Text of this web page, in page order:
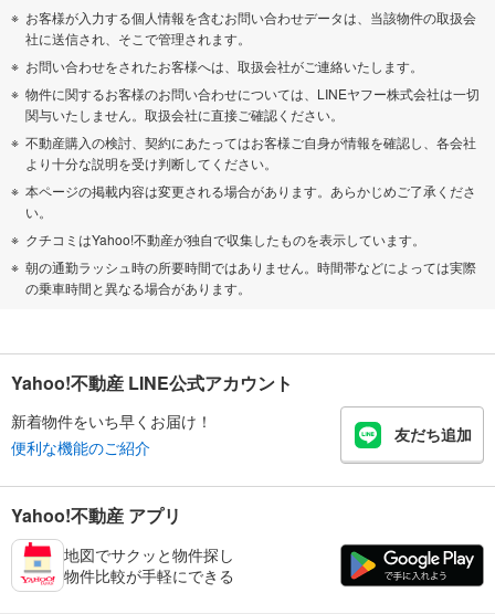
お客様が入力する個人情報を含むお問い合わせデータは、当該物件の取扱会
社に送信され、そこで管理されます。
お問い合わせをされたお客様へは、取扱会社がご連絡いたします。
物件に関するお客様のお問い合わせについては、LINEヤフー株式会社は一切
関与いたしません。取扱会社に直接ご確認ください。
不動産購入の検討、契約にあたってはお客様ご自身が情報を確認し、各会社
より十分な説明を受け判断してください。
本ページの掲載内容は変更される場合があります。あらかじめご了承くださ
い。
クチコミはYahoo!不動産が独自で収集したものを表示しています。
朝の通勤ラッシュ時の所要時間ではありません。時間帯などによっては実際
の乗車時間と異なる場合があります。
Yahoo!不動産 LINE公式アカウント
新着物件をいち早くお届け！
便利な機能のご紹介
友だち追加
Yahoo!不動産 アプリ
地図でサクッと物件探し
物件比較が手軽にできる